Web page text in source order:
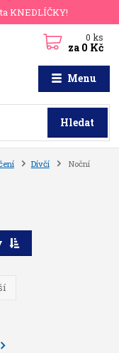
KNEDLÍČKY!
Menu
Hledat
0ks
za 0 Kč
Dívčí
Noční